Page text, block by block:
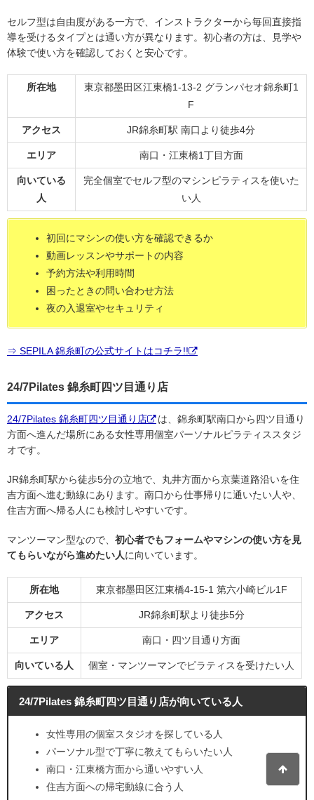
セルフ型は自由度がある一方で、インストラクターから毎回直接指
導を受けるタイプとは通い方が異なります。初心者の方は、見学や
体験で使い方を確認しておくと安心です。
所在地
東京都墨田区江東橋1-13-2 グランパセオ錦糸町1
F
アクセス JR錦糸町駅 南口より徒歩4分
エリア 南口・江東橋1丁目方面
向いている
人
完全個室でセルフ型のマシンピラティスを使いた
い人
初回にマシンの使い方を確認できるか
動画レッスンやサポートの内容
予約方法や利用時間
困ったときの問い合わせ方法
夜の入退室やセキュリティ
⇒ SEPILA 錦糸町の公式サイトはコチラ!!
24/7Pilates 錦糸町四ツ目通り店
24/7Pilates 錦糸町四ツ目通り店
は、錦糸町駅南口から四ツ目通り
方面へ進んだ場所にある女性専用個室パーソナルピラティススタジ
オです。
JR錦糸町駅から徒歩5分の立地で、丸井方面から京葉道路沿いを住
吉方面へ進む動線にあります。南口から仕事帰りに通いたい人や、
住吉方面へ帰る人にも検討しやすいです。
マンツーマン型なので、 初心者でもフォームやマシンの使い方を見
てもらいながら進めたい人に向いています。
所在地 東京都墨田区江東橋4-15-1 第六小崎ビル1F
アクセス JR錦糸町駅より徒歩5分
エリア 南口・四ツ目通り方面
向いている人 個室・マンツーマンでピラティスを受けたい人
24/7Pilates 錦糸町四ツ目通り店が向いている人
女性専用の個室スタジオを探している人
パーソナル型で丁寧に教えてもらいたい人
南口・江東橋方面から通いやすい人
住吉方面への帰宅動線に合う人